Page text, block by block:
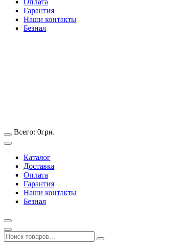
Оплата
Гарантия
Наши контакты
Безнал
Всего: 0грн.
Каталог
Доставка
Оплата
Гарантия
Наши контакты
Безнал